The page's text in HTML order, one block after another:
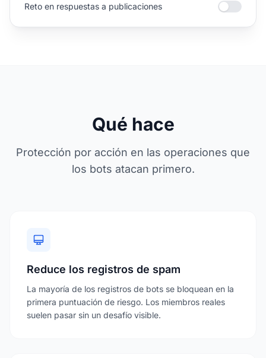
Reto en respuestas a publicaciones
Qué hace
Protección por acción en las operaciones que
los bots atacan primero.
Reduce los registros de spam
La mayoría de los registros de bots se bloquean en la
primera puntuación de riesgo. Los miembros reales
suelen pasar sin un desafío visible.